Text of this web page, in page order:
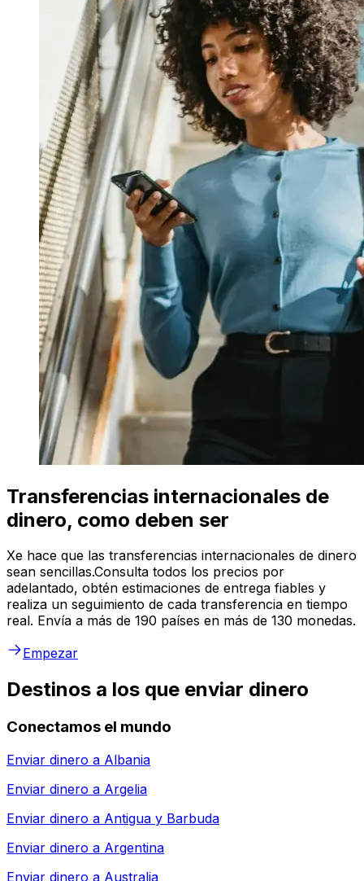
Transferencias internacionales de
dinero, como deben ser
Xe hace que las transferencias internacionales de dinero
sean sencillas.Consulta todos los precios por
adelantado, obtén estimaciones de entrega fiables y
realiza un seguimiento de cada transferencia en tiempo
real. Envía a más de 190 países en más de 130 monedas.
Empezar
Destinos a los que enviar dinero
Conectamos el mundo
Enviar dinero a Albania
Enviar dinero a Argelia
Enviar dinero a Antigua y Barbuda
Enviar dinero a Argentina
Enviar dinero a Australia